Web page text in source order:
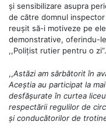
și sensibilizare asupra
de către domnul
reușit să-i motiveze pe
demonstrative, oferindu-
,,Polițist rutier pentru o zi”.
,,Astăzi am sărbătorit în
Aceștia au participat la
desfășurate în curtea
respectării regulilor de
și conducătorilor de